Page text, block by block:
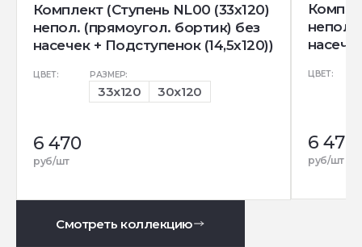
Комплект (Ступень NL00 (33x120)
непол. (прямоугол. бортик) без
насечек + Подступенок (14,5x120))
ЦВЕТ: РАЗМЕР:
33x120 30x120
6 470
руб/шт
непол.
ЦВЕТ:
6 470
руб/шт
Смотреть коллекцию